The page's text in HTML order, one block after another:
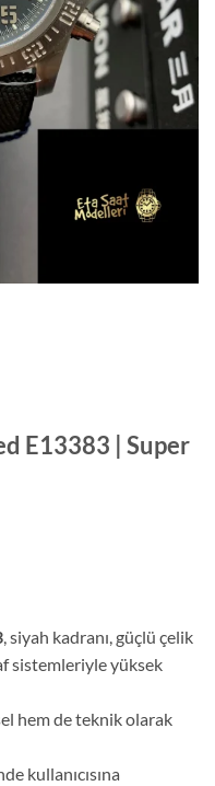
E13383 | Super
, siyah kadranı, güçlü çelik
sistemleriyle yüksek
hem de teknik olarak
kullanıcısına